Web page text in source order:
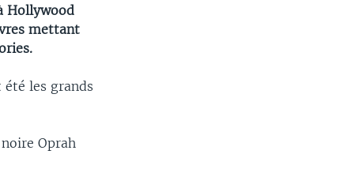
Hollywood
mettant
les grands
Oprah